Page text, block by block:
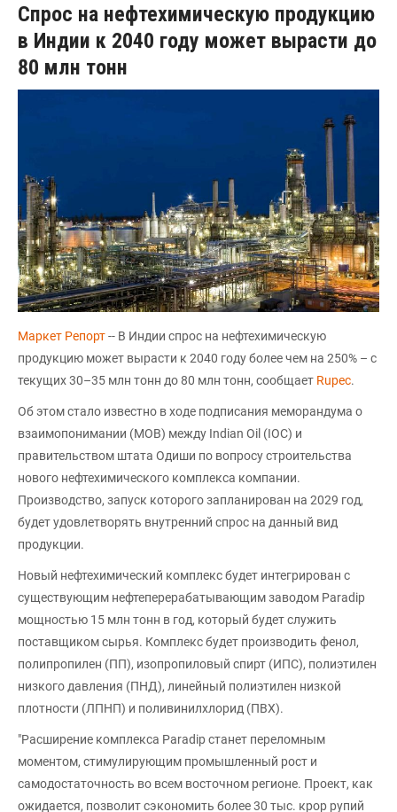
Спрос на нефтехимическую продукцию
в Индии к 2040 году может вырасти до
80 млн тонн
Маркет Репорт-- В Индии спрос на нефтехимическую
продукцию может вырасти к 2040 году более чем на 250% – с
текущих 30–35 млн тонн до 80 млн тонн, сообщает Rupec.
Об этом стало известно в ходе подписания меморандума о
взаимопонимании (MOB) между Indian Oil (IOC) и
правительством штата Одиши по вопросу строительства
нового нефтехимического комплекса компании.
Производство, запуск которого запланирован на 2029 год,
будет удовлетворять внутренний спрос на данный вид
продукции.
Новый нефтехимический комплекс будет интегрирован с
существующим нефтеперерабатывающим заводом Paradip
мощностью 15 млн тонн в год, который будет служить
поставщиком сырья. Комплекс будет производить фенол,
полипропилен (ПП), изопропиловый спирт (ИПС), полиэтилен
низкого давления (ПНД), линейный полиэтилен низкой
плотности (ЛПНП) и поливинилхлорид (ПВХ).
"Расширение комплекса Paradip станет переломным
моментом, стимулирующим промышленный рост и
самодостаточность во всем восточном регионе. Проект, как
ожидается, позволит сэкономить более 30 тыс. крор рупий